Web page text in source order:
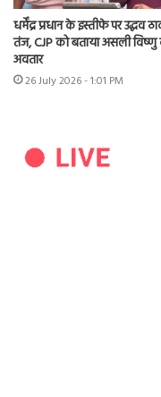
धर्मेंद्र प्रधान के इस्तीफे पर उद्धव
तंज, CJP को बताया असली विष्णु
अवतार
26 July 2026 - 1:01 PM